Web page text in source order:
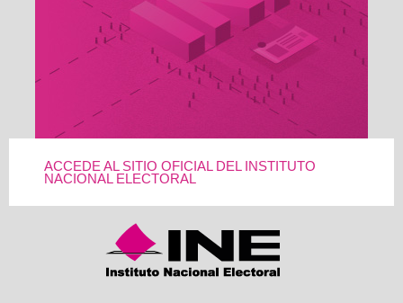
ACCEDE AL SITIO OFICIAL DEL INSTITUTO
NACIONAL ELECTORAL